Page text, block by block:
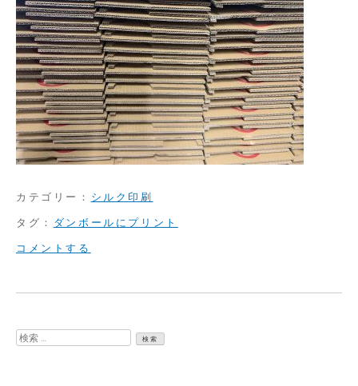
カテゴリー： シルク印刷
タグ： ダンボールにプリント
コメントする
ン
ー
検